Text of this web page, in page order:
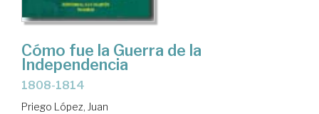
Cómo fue la Guerra de la
Independencia
1808-1814
Priego López, Juan